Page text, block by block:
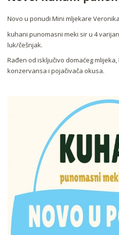
Novo u ponudi Mini mljekare
kuhani punomasni meki sir u 4
luk/češnjak.
Rađen od isključivo domaćeg
konzervansa i pojačivača okusa.